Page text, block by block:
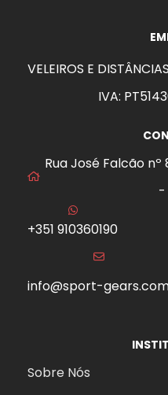
VELEIROS E
IVA:
Rua José Falcão nº
-
+351 910360190
info@sport-
Sobre Nós